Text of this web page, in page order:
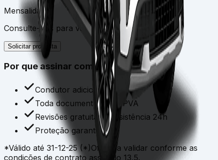
Mensalidade
Consulte-nos para valores atualizados.
Solicitar proposta
Por que assinar com a Blink?
Condutor adicional grátis
Toda documentação e IPVA
Revisões gratuitas e assistência 24h
Proteção garantida
*Válido até 31-12-25 (*)Oferta a validar conforme as
condições de contrato assinado 13,5.